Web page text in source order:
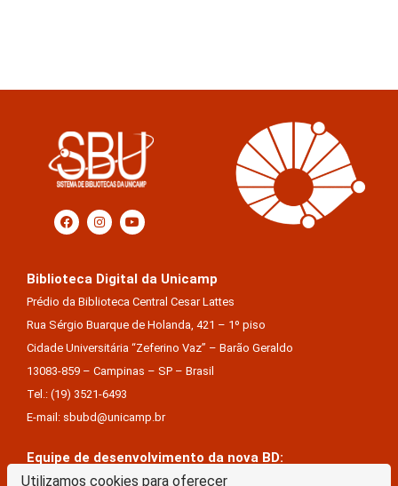
Utilizamos cookies para oferecer
Biblioteca Digital da Unicamp
Prédio da Biblioteca Central Cesar Lattes
Rua Sérgio Buarque de Holanda, 421 – 1º piso
Cidade Universitária “Zeferino Vaz” – Barão Geraldo
13083-859 – Campinas – SP – Brasil
Tel.: (19) 3521-6493
E-mail: sbubd@unicamp.br
Equipe de desenvolvimento da nova BD:
Keite Aparecida Duarte